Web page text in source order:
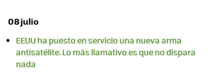
08 julio
EEUU ha puesto en servicio una nueva arma
antisatélite. Lo más llamativo es que no dispara
nada